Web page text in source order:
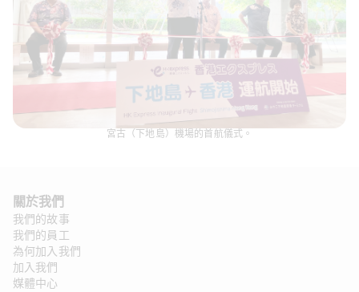
宮古（下地島）機場的首航儀式。
關於我們
我們的故事
我們的員工
為何加入我們
加入我們
媒體中心